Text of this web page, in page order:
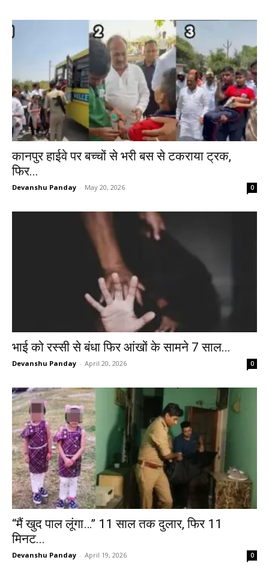
कानपुर हाईवे पर बच्चों से भरी बस से टकराया ट्रक,
फिर...
Devanshu Panday - May 20, 2026 0
भाई को रस्सी से बंधा फिर आंखों के सामने 7 साल...
Devanshu Panday - April 20, 2026 0
“मैं खुद पाल लूंगा…” 11 साल तक दुलार, फिर 11
मिनट...
Devanshu Panday - April 19, 2026 0